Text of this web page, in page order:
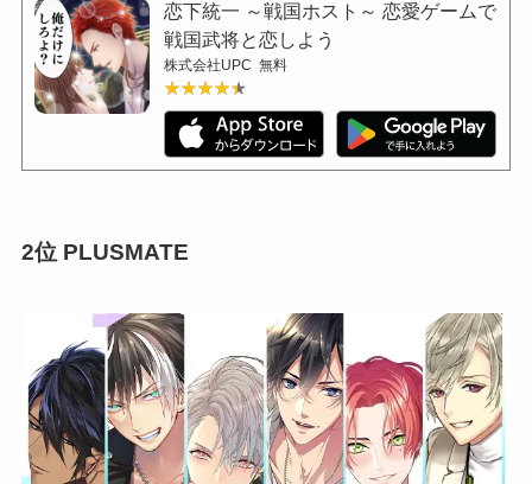
恋下統一 ～戦国ホスト～ 恋愛ゲームで
戦国武将と恋しよう
株式会社UPC 無料
★★★★★
★★★★★
2位 PLUSMATE